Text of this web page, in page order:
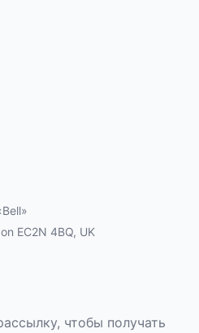
EC2N 4BQ, UK
чтобы получать